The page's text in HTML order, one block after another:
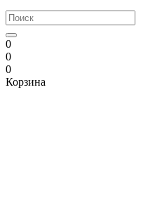
0
0
0
Корзина